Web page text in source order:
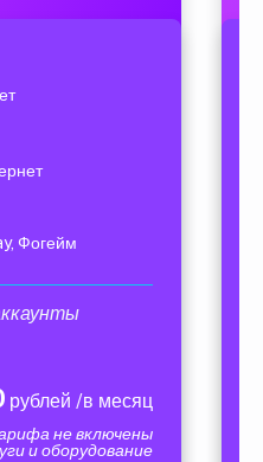
Фогейм
рублей /в месяц
не включены
и оборудование